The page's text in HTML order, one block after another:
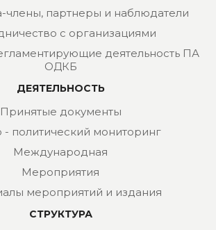
члены, партнеры и наблюдатели
с организациями
деятельность ПА
ОДКБ
ДЕЯТЕЛЬНОСТЬ
Принятые документы
- политический мониторинг
Международная
Мероприятия
мероприятий и издания
СТРУКТУРА